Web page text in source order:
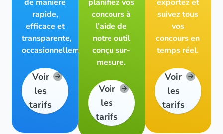
de manière
rapide,
efficace et
transparente,
occasionnellement.
Voir
les
tarifs
planifiez vos
concours à
l’aide de
notre outil
conçu sur-
mesure.
Voir
les
tarifs
exportez et
suivez tous
vos
concours en
temps réel.
Voir
les
tarifs